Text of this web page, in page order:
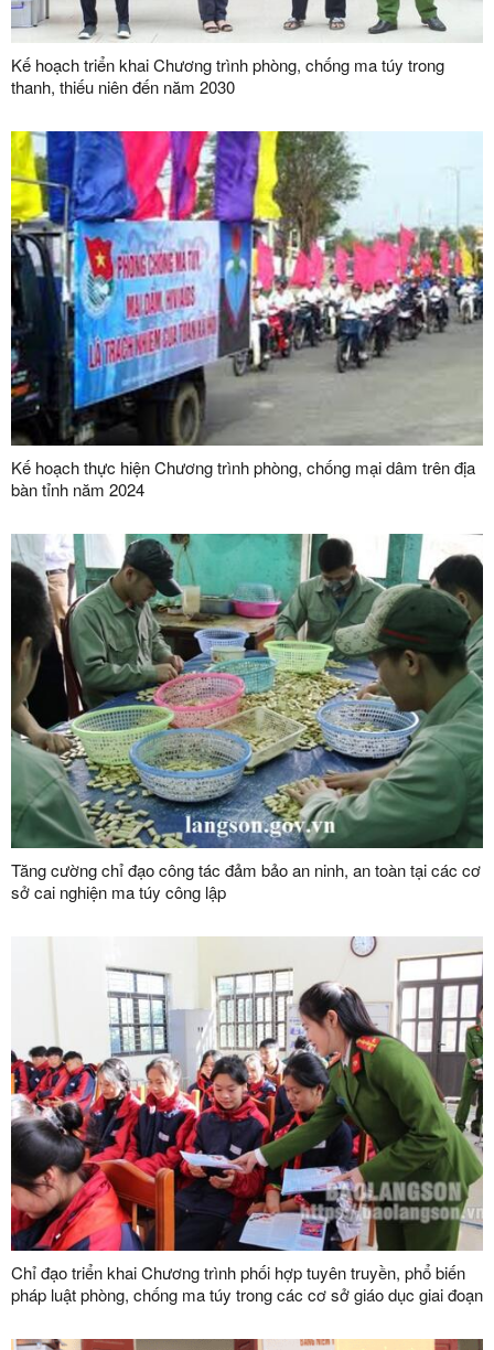
Kế hoạch triển khai Chương trình phòng, chống ma túy trong
thanh, thiếu niên đến năm 2030
Kế hoạch thực hiện Chương trình phòng, chống mại dâm trên địa
bàn tỉnh năm 2024
Tăng cường chỉ đạo công tác đảm bảo an ninh, an toàn tại các cơ
sở cai nghiện ma túy công lập
Chỉ đạo triển khai Chương trình phối hợp tuyên truyền, phổ biến
pháp luật phòng, chống ma túy trong các cơ sở giáo dục giai đoạn